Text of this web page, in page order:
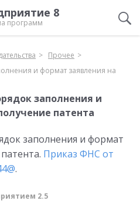
8
программ
Прочее
и формат заявления на
заполнения и
патента
заполнения и формат
Приказ ФНС от
.
2.5